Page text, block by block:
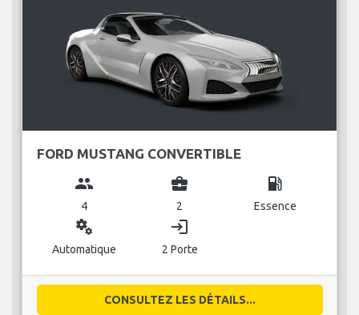
FORD MUSTANG CONVERTIBLE
group
4
business_center
2
local_gas_station
Essence
miscellaneous_services
Automatique
login
2 Porte
CONSULTEZ LES DÉTAILS...